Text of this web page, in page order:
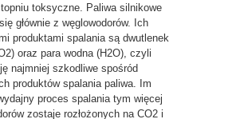
toksyczne. Paliwa silnikowe
głównie z węglowodorów. Ich
produktami spalania są dwutlenek
oraz para wodna (H2O), czyli
najmniej szkodliwe spośród
produktów spalania paliwa. Im
proces spalania tym więcej
zostaje rozłożonych na CO2 i